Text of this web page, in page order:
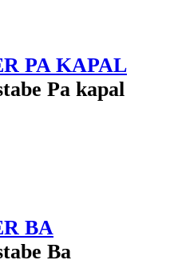
PA KAPAL
Pa kapal
BA
Ba